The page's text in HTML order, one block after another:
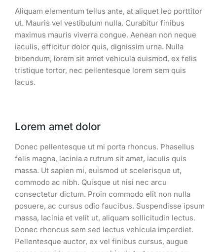
Aliquam elementum tellus ante, at aliquet leo porttitor
ut. Mauris vel vestibulum nulla. Curabitur finibus
maximus mauris viverra congue. Aenean non neque
iaculis, efficitur dolor quis, dignissim urna. Nulla
bibendum, lorem sit amet vehicula euismod, ex felis
tristique tortor, nec pellentesque lorem sem quis
lacus.
Lorem amet dolor
Donec pellentesque ut mi porta rhoncus. Phasellus
felis magna, lacinia a rutrum sit amet, iaculis quis
massa. Ut sapien mi, euismod ut scelerisque ut,
commodo ac nibh. Quisque ut nisi nec arcu
consectetur dictum. Proin commodo elit non nulla
posuere, ac cursus odio faucibus. Suspendisse ipsum
massa, lacinia et velit ut, aliquam sollicitudin lectus.
Donec rhoncus sem sed lectus vehicula imperdiet.
Pellentesque auctor, ex vel finibus cursus, augue